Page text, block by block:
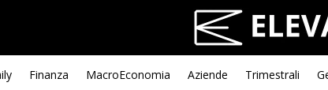
Finanza MacroEconomia Aziende Trimestrali